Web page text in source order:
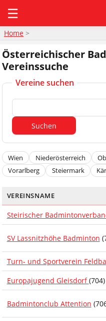
☰
Home >
Österreichischer
Vereinssuche
Vereine suchen
Wien Niederösterreich
Vorarlberg
Steiermark
VEREINSNAME
Steirischer
SV Lassnitzhöhe Badminton
Turn- und Sportverein
Europajugend Gleisdorf(704)
Badmintonclub Attention